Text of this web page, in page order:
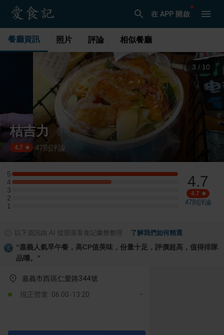
在 APP 開啟
餐廳資訊 照片 評論 相似餐廳
3 / 10
桔吉力
4.7 ·47則評論
5
5 星：5 則評論
4
4 星：3 則評論
3
3 星：0 則評論
2
2 星：0 則評論
1
1 星：0 則評論
4.7
4.7
47則評論
以下資訊由 AI 從部落客食記彙整整理 了解我們如何精選
“嘉義人氣早午餐，高CP值美味，份量十足，評價超高，值得排隊
品嚐。 ”
嘉義市西區仁愛路344號
現正營業: 06:00-13:20